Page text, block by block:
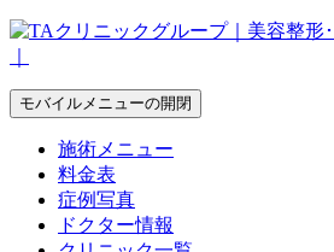
モバイルメニューの開閉
施術メニュー
料金表
症例写真
ドクター情報